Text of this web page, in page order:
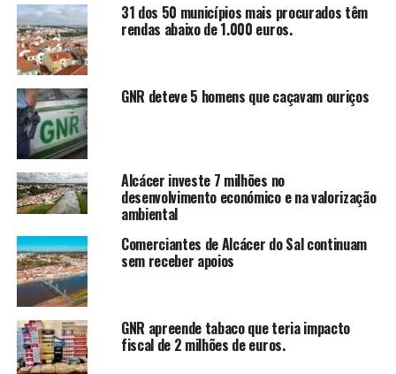
31 dos 50 municípios mais procurados têm
rendas abaixo de 1.000 euros.
GNR deteve 5 homens que caçavam ouriços
Alcácer investe 7 milhões no
desenvolvimento económico e na valorização
ambiental
Comerciantes de Alcácer do Sal continuam
sem receber apoios
GNR apreende tabaco que teria impacto
fiscal de 2 milhões de euros.